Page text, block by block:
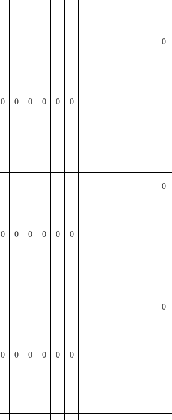
0 0 0 0 0 0
0
0 0 0 0 0 0
0
0 0 0 0 0 0
0